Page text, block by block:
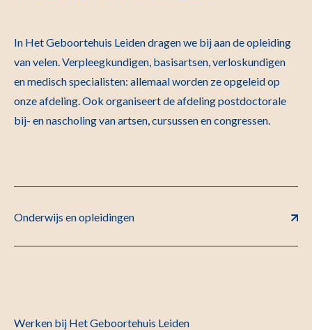
In Het Geboortehuis Leiden dragen we bij aan de opleiding
van velen. Verpleegkundigen, basisartsen, verloskundigen
en medisch specialisten: allemaal worden ze opgeleid op
onze afdeling. Ook organiseert de afdeling postdoctorale
bij- en nascholing van artsen, cursussen en congressen.
Onderwijs en opleidingen
Werken bij Het Geboortehuis Leiden